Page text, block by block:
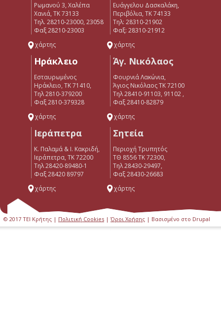
Ρωμανού 3, Χαλέπα
Χανιά, ΤΚ 73133
Τηλ. 28210-23000, 23058
Φαξ 28210-23003
χάρτης
Ευάγγελου Δασκαλάκη,
Περιβόλια, ΤΚ 74133
Tηλ: 28310-21902
Φαξ: 28310-21912
χάρτης
Ηράκλειο
Εσταυρωμένος
Ηράκλειο, ΤΚ 71410,
Τηλ 2810-379200
Φαξ 2810-379328
χάρτης
Άγ. Νικόλαος
Φουρνιά Λακώνια,
Άγιος Νικόλαος ΤΚ 72100
Τηλ 28410-91103, 91102 ,
Φαξ 28410-82879
χάρτης
Ιεράπετρα
Κ. Παλαμά & Ι. Κακριδή,
Ιεράπετρα, ΤΚ 72200
Tηλ 28420-89480-1
Φαξ 28420 89797
χάρτης
Σητεία
Περιοχή Τρυπητός
ΤΘ 8556 ΤΚ 72300,
Τηλ 28430-29497,
Φαξ 28430-26683
χάρτης
© 2017 ΤΕΙ Κρήτης | Πολιτική Cookies | Όροι Χρήσης | Βασισμένο στο Drupal